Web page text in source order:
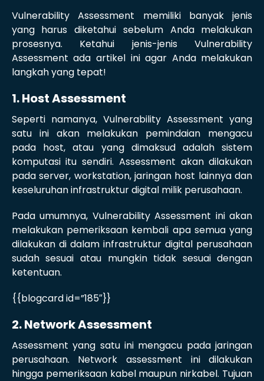
Vulnerability Assessment memiliki banyak jenis
yang harus diketahui sebelum Anda melakukan
prosesnya. Ketahui jenis-jenis Vulnerability
Assessment ada artikel ini agar Anda melakukan
langkah yang tepat!
1. Host Assessment
Seperti namanya, Vulnerability Assessment yang
satu ini akan melakukan pemindaian mengacu
pada host, atau yang dimaksud adalah sistem
komputasi itu sendiri. Assessment akan dilakukan
pada server, workstation, jaringan host lainnya dan
keseluruhan infrastruktur digital milik perusahaan.
Pada umumnya, Vulnerability Assessment ini akan
melakukan pemeriksaan kembali apa semua yang
dilakukan di dalam infrastruktur digital perusahaan
sudah sesuai atau mungkin tidak sesuai dengan
ketentuan.
{{blogcard id=”185″}}
2. Network Assessment
Assessment yang satu ini mengacu pada jaringan
perusahaan. Network assessment ini dilakukan
hingga pemeriksaan kabel maupun nirkabel. Tujuan